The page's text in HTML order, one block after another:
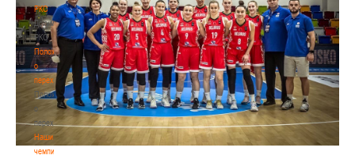
РКС
Документы
РКС
Положение
о
переходах
Положение
о
переходах
Наши
чемпионы